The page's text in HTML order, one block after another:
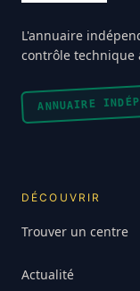
L'annuaire
contrôle technique
ANNUAIRE
DÉCOUVRIR
Trouver un centre
Actualité